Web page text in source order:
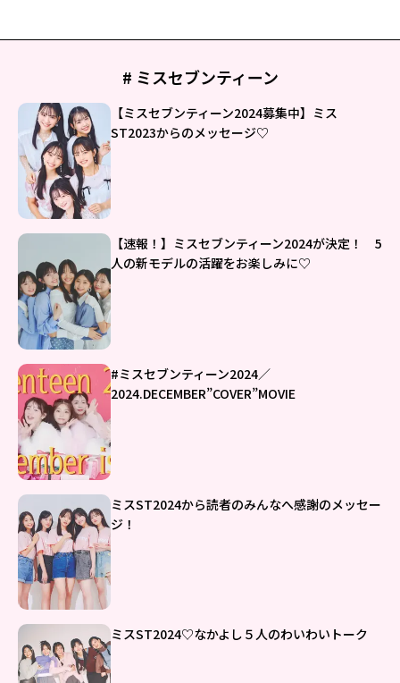
# ミスセブンティーン
【ミスセブンティーン2024募集中】ミス
ST2023からのメッセージ♡
【速報！】ミスセブンティーン2024が決定！ 5
人の新モデルの活躍をお楽しみに♡
#ミスセブンティーン2024／
2024.DECEMBER”COVER”MOVIE
ミスST2024から読者のみんなへ感謝のメッセー
ジ！
ミスST2024♡なかよし５人のわいわいトーク